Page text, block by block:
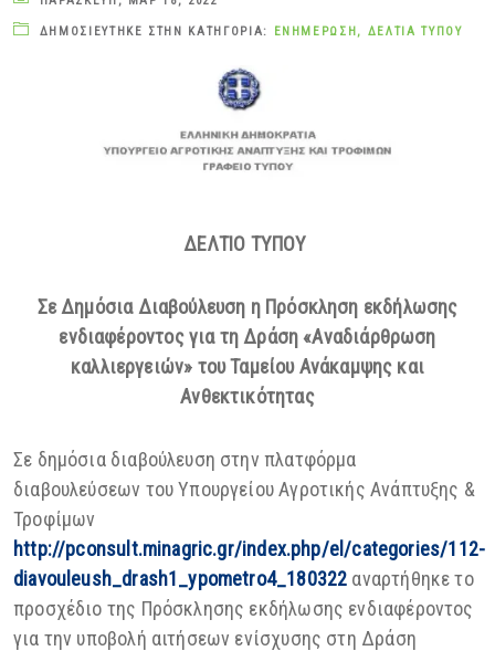
ΔΗΜΟΣΙΕΎΤΗΚΕ ΣΤΗΝ ΚΑΤΗΓΟΡΊΑ: ΕΝΗΜΈΡΩΣΗ, ΔΕΛΤΊΑ ΤΎΠΟΥ
ΔΕΛΤΙΟ ΤΥΠΟΥ
Σε Δημόσια Διαβούλευση η Πρόσκληση εκδήλωσης
ενδιαφέροντος για τη Δράση «Αναδιάρθρωση
καλλιεργειών» του Ταμείου Ανάκαμψης και
Ανθεκτικότητας
Σε δημόσια διαβούλευση στην πλατφόρμα
διαβουλεύσεων του Υπουργείου Αγροτικής Ανάπτυξης &
Τροφίμων
http://pconsult.minagric.gr/index.php/el/categories/112-
diavouleush_drash1_ypometro4_180322 αναρτήθηκε το
προσχέδιο της Πρόσκλησης εκδήλωσης ενδιαφέροντος
για την υποβολή αιτήσεων ενίσχυσης στη Δράση